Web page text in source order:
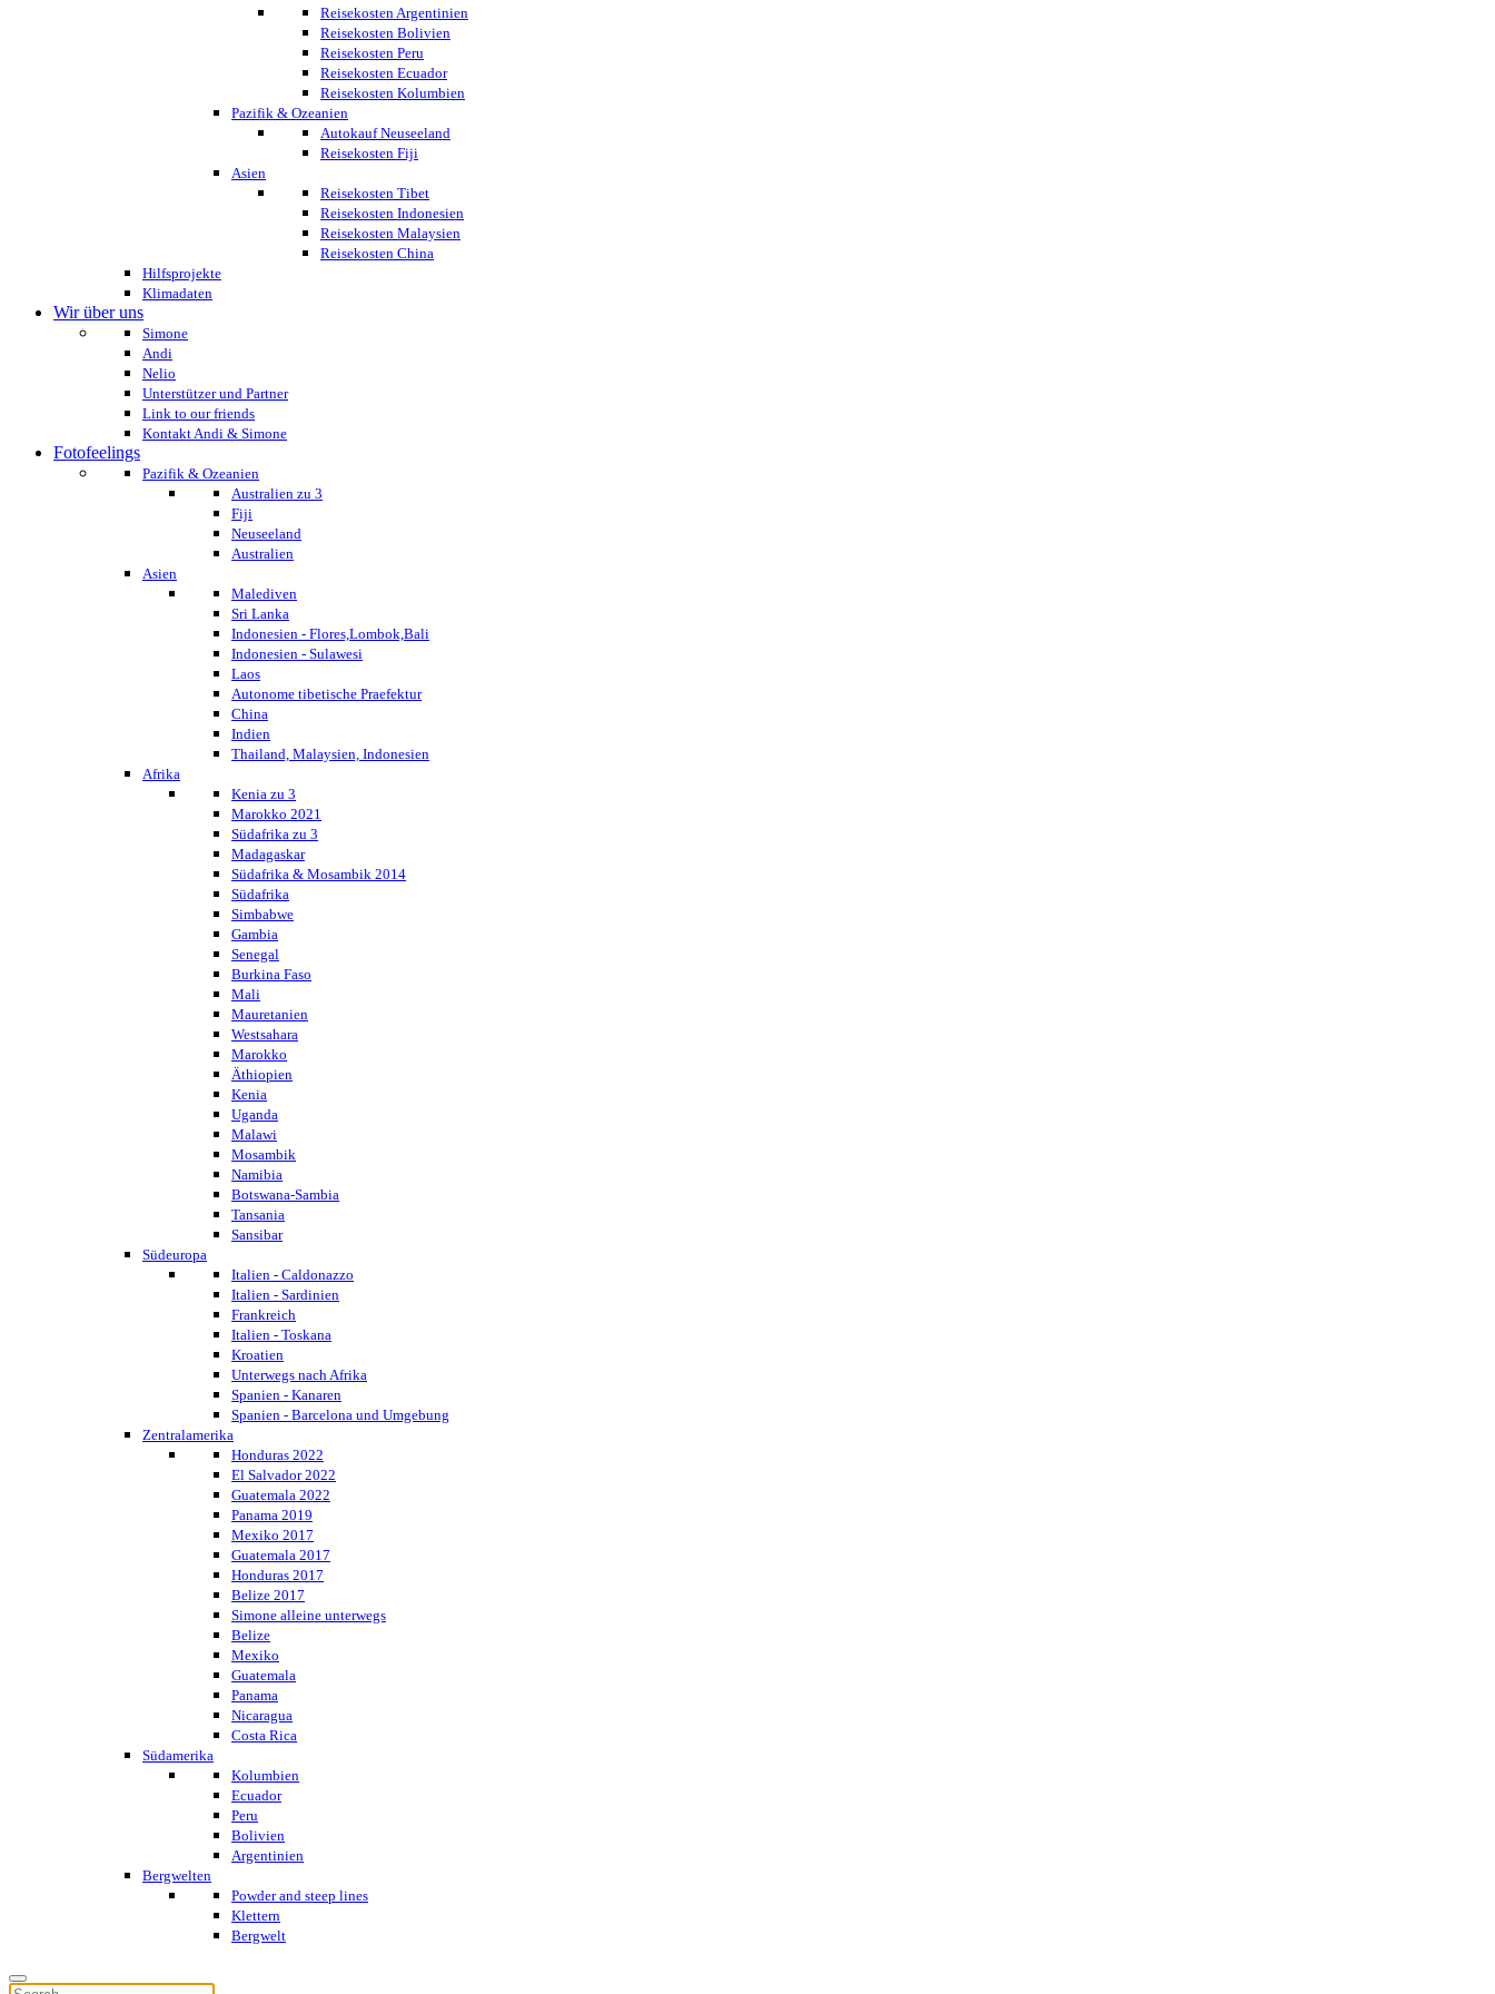
Reisekosten Argentinien
Reisekosten Bolivien
Reisekosten Peru
Reisekosten Ecuador
Reisekosten Kolumbien
Pazifik & Ozeanien
Autokauf Neuseeland
Reisekosten Fiji
Asien
Reisekosten Tibet
Reisekosten Indonesien
Reisekosten Malaysien
Reisekosten China
Hilfsprojekte
Klimadaten
Wir über uns
Simone
Andi
Nelio
Unterstützer und Partner
Link to our friends
Kontakt Andi & Simone
Fotofeelings
Pazifik & Ozeanien
Australien zu 3
Fiji
Neuseeland
Australien
Asien
Malediven
Sri Lanka
Indonesien - Flores,Lombok,Bali
Indonesien - Sulawesi
Laos
Autonome tibetische Praefektur
China
Indien
Thailand, Malaysien, Indonesien
Afrika
Kenia zu 3
Marokko 2021
Südafrika zu 3
Madagaskar
Südafrika & Mosambik 2014
Südafrika
Simbabwe
Gambia
Senegal
Burkina Faso
Mali
Mauretanien
Westsahara
Marokko
Äthiopien
Kenia
Uganda
Malawi
Mosambik
Namibia
Botswana-Sambia
Tansania
Sansibar
Südeuropa
Italien - Caldonazzo
Italien - Sardinien
Frankreich
Italien - Toskana
Kroatien
Unterwegs nach Afrika
Spanien - Kanaren
Spanien - Barcelona und Umgebung
Zentralamerika
Honduras 2022
El Salvador 2022
Guatemala 2022
Panama 2019
Mexiko 2017
Guatemala 2017
Honduras 2017
Belize 2017
Simone alleine unterwegs
Belize
Mexiko
Guatemala
Panama
Nicaragua
Costa Rica
Südamerika
Kolumbien
Ecuador
Peru
Bolivien
Argentinien
Bergwelten
Powder and steep lines
Klettern
Bergwelt